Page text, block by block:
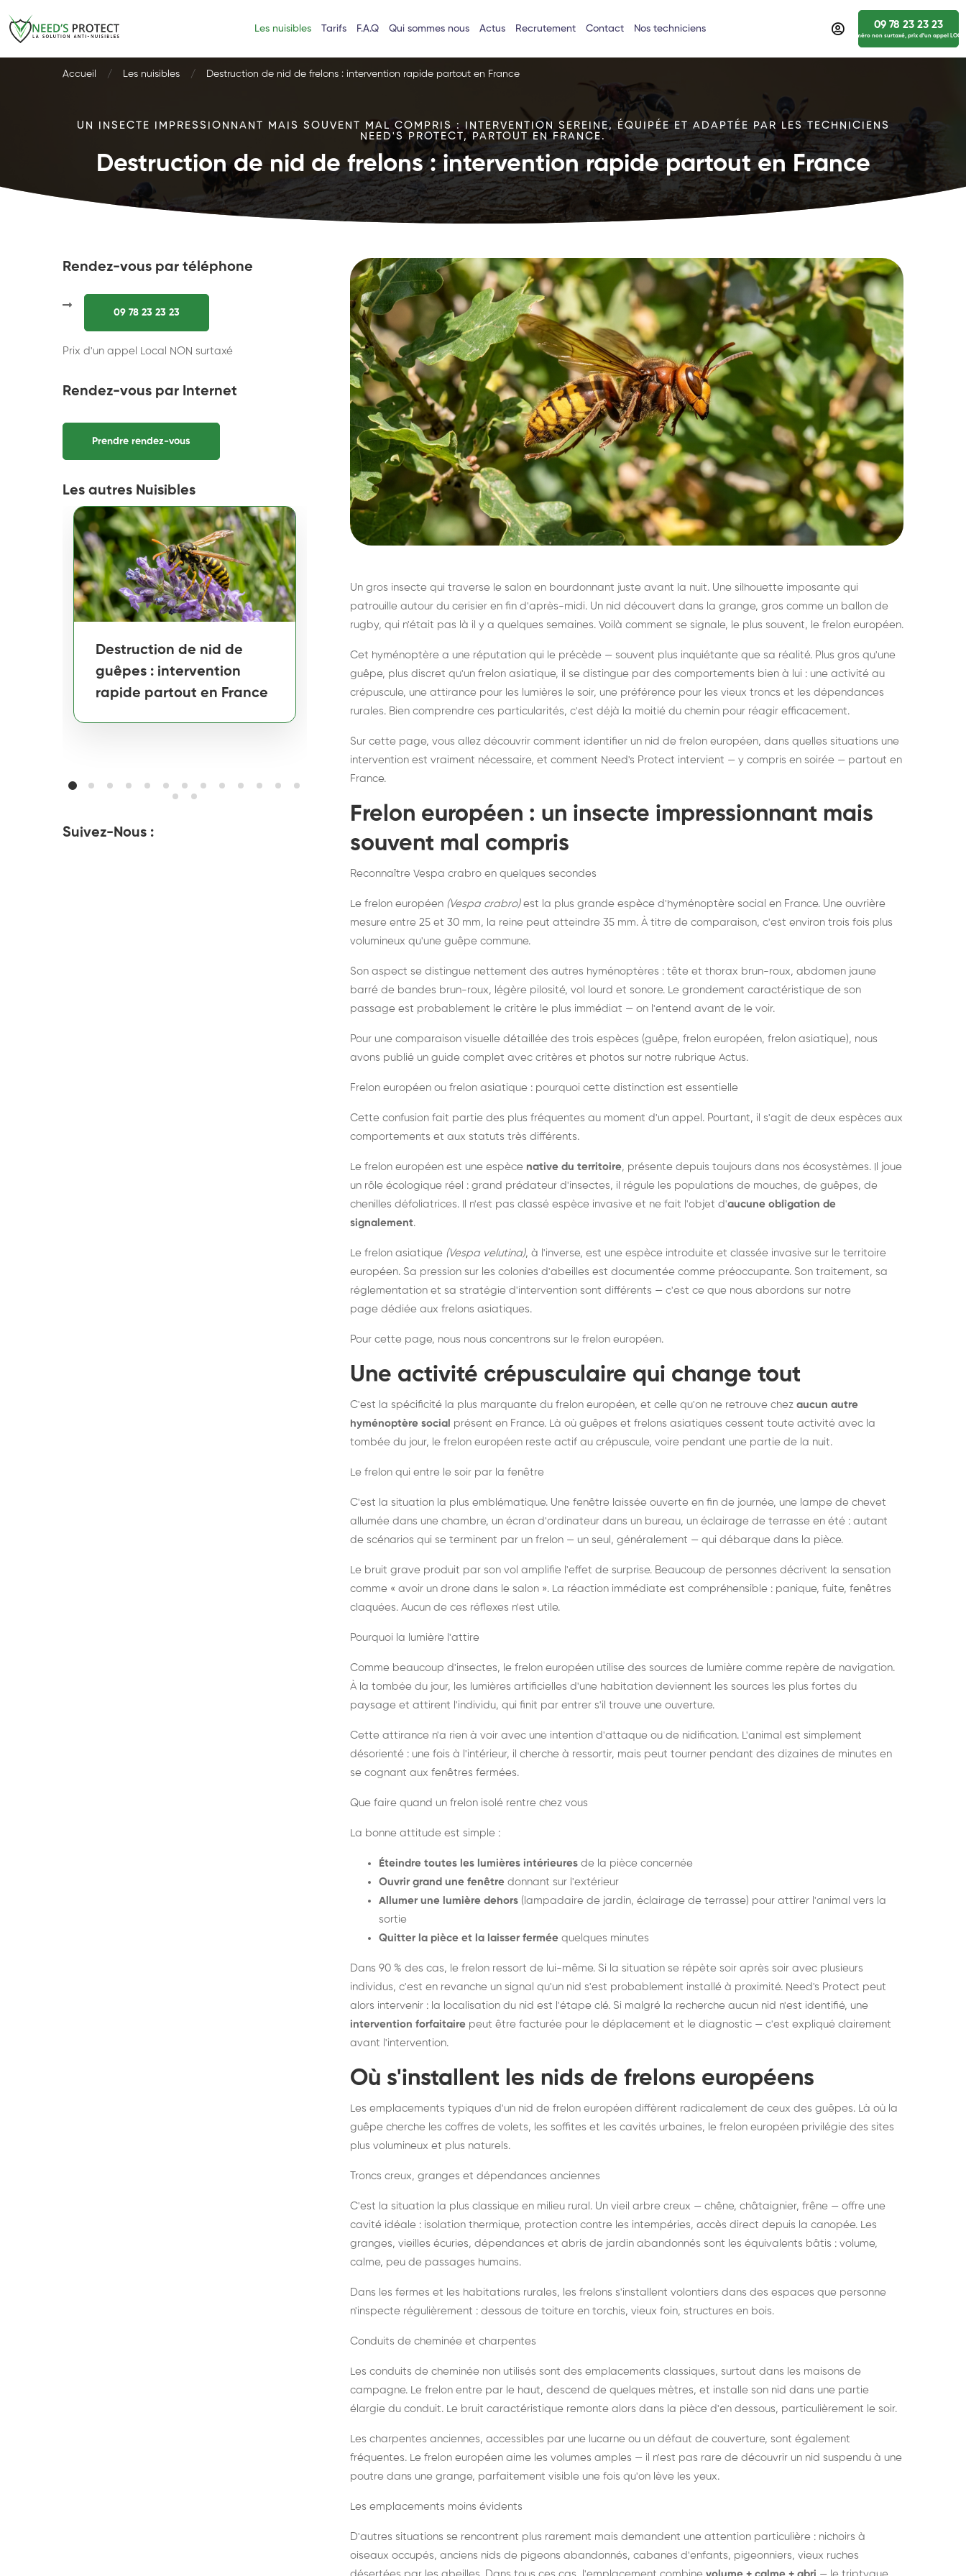
Les nuisibles Tarifs F.A.Q Qui sommes nous Actus Recrutement Contact Nos techniciens 09 78 23 23 23
numéro non surtaxé, prix d’un appel
Accueil Les nuisibles Destruction de nid de frelons : intervention rapide partout en France
UN INSECTE IMPRESSIONNANT MAIS SOUVENT MAL COMPRIS : INTERVENTION SEREINE, ÉQUIPÉE ET ADAPTÉE PAR LES TECHNICIENS
NEED'S PROTECT, PARTOUT EN FRANCE.
Destruction de nid de frelons : intervention rapide partout en France
Rendez-vous par téléphone
09 78 23 23 23
Prix d'un appel Local NON surtaxé
Rendez-vous par Internet
Prendre rendez-vous
Les autres Nuisibles
Destruction de nid de
guêpes : intervention
rapide partout en France
Destruction de nid de
frelons asiatiques :
intervention partout en
France
Dératisation : éliminer
durablement rats et
souris, partout en France
Suivez-Nous :
Un gros insecte qui traverse le salon en bourdonnant juste avant la nuit. Une silhouette imposante qui
patrouille autour du cerisier en fin d'après-midi. Un nid découvert dans la grange, gros comme un ballon de
rugby, qui n'était pas là il y a quelques semaines. Voilà comment se signale, le plus souvent, le frelon européen.
Cet hyménoptère a une réputation qui le précède — souvent plus inquiétante que sa réalité. Plus gros qu'une
guêpe, plus discret qu'un frelon asiatique, il se distingue par des comportements bien à lui : une activité au
crépuscule, une attirance pour les lumières le soir, une préférence pour les vieux troncs et les dépendances
rurales. Bien comprendre ces particularités, c'est déjà la moitié du chemin pour réagir efficacement.
Sur cette page, vous allez découvrir comment identifier un nid de frelon européen, dans quelles situations une
intervention est vraiment nécessaire, et comment Need's Protect intervient — y compris en soirée — partout en
France.
Frelon européen : un insecte impressionnant mais
souvent mal compris
Reconnaître Vespa crabro en quelques secondes
Le frelon européen (Vespa crabro)est la plus grande espèce d'hyménoptère social en France. Une ouvrière
mesure entre 25 et 30 mm, la reine peut atteindre 35 mm. À titre de comparaison, c'est environ trois fois plus
volumineux qu'une guêpe commune.
Son aspect se distingue nettement des autres hyménoptères : tête et thorax brun-roux, abdomen jaune
barré de bandes brun-roux, légère pilosité, vol lourd et sonore. Le grondement caractéristique de son
passage est probablement le critère le plus immédiat — on l'entend avant de le voir.
Pour une comparaison visuelle détaillée des trois espèces (guêpe, frelon européen, frelon asiatique), nous
avons publié un guide complet avec critères et photos sur notre rubrique Actus.
Frelon européen ou frelon asiatique : pourquoi cette distinction est essentielle
Cette confusion fait partie des plus fréquentes au moment d'un appel. Pourtant, il s'agit de deux espèces aux
comportements et aux statuts très différents.
Le frelon européen est une espèce native du territoire, présente depuis toujours dans nos écosystèmes. Il joue
un rôle écologique réel : grand prédateur d'insectes, il régule les populations de mouches, de guêpes, de
chenilles défoliatrices. Il n'est pas classé espèce invasive et ne fait l'objet d'aucune obligation de
signalement.
Le frelon asiatique (Vespa velutina), à l'inverse, est une espèce introduite et classée invasive sur le territoire
européen. Sa pression sur les colonies d'abeilles est documentée comme préoccupante. Son traitement, sa
réglementation et sa stratégie d'intervention sont différents — c'est ce que nous abordons sur notre
page dédiée aux frelons asiatiques.
Pour cette page, nous nous concentrons sur le frelon européen.
Une activité crépusculaire qui change tout
C'est la spécificité la plus marquante du frelon européen, et celle qu'on ne retrouve chez aucun autre
hyménoptère social présent en France. Là où guêpes et frelons asiatiques cessent toute activité avec la
tombée du jour, le frelon européen reste actif au crépuscule, voire pendant une partie de la nuit.
Le frelon qui entre le soir par la fenêtre
C'est la situation la plus emblématique. Une fenêtre laissée ouverte en fin de journée, une lampe de chevet
allumée dans une chambre, un écran d'ordinateur dans un bureau, un éclairage de terrasse en été : autant
de scénarios qui se terminent par un frelon — un seul, généralement — qui débarque dans la pièce.
Le bruit grave produit par son vol amplifie l'effet de surprise. Beaucoup de personnes décrivent la sensation
comme « avoir un drone dans le salon ». La réaction immédiate est compréhensible : panique, fuite, fenêtres
claquées. Aucun de ces réflexes n'est utile.
Pourquoi la lumière l'attire
Comme beaucoup d'insectes, le frelon européen utilise des sources de lumière comme repère de navigation.
À la tombée du jour, les lumières artificielles d'une habitation deviennent les sources les plus fortes du
paysage et attirent l'individu, qui finit par entrer s'il trouve une ouverture.
Cette attirance n'a rien à voir avec une intention d'attaque ou de nidification. L'animal est simplement
désorienté : une fois à l'intérieur, il cherche à ressortir, mais peut tourner pendant des dizaines de minutes en
se cognant aux fenêtres fermées.
Que faire quand un frelon isolé rentre chez vous
La bonne attitude est simple :
Éteindre toutes les lumières intérieures de la pièce concernée
Ouvrir grand une fenêtre donnant sur l'extérieur
Allumer une lumière dehors (lampadaire de jardin, éclairage de terrasse) pour attirer l'animal vers la
sortie
Quitter la pièce et la laisser fermée quelques minutes
Dans 90 % des cas, le frelon ressort de lui-même. Si la situation se répète soir après soir avec plusieurs
individus, c'est en revanche un signal qu'un nid s'est probablement installé à proximité. Need's Protect peut
alors intervenir : la localisation du nid est l'étape clé. Si malgré la recherche aucun nid n'est identifié, une
intervention forfaitaire peut être facturée pour le déplacement et le diagnostic — c'est expliqué clairement
avant l'intervention.
Où s'installent les nids de frelons européens
Les emplacements typiques d'un nid de frelon européen diffèrent radicalement de ceux des guêpes. Là où la
guêpe cherche les coffres de volets, les soffites et les cavités urbaines, le frelon européen privilégie des sites
plus volumineux et plus naturels.
Troncs creux, granges et dépendances anciennes
C'est la situation la plus classique en milieu rural. Un vieil arbre creux — chêne, châtaignier, frêne — offre une
cavité idéale : isolation thermique, protection contre les intempéries, accès direct depuis la canopée. Les
granges, vieilles écuries, dépendances et abris de jardin abandonnés sont les équivalents bâtis : volume,
calme, peu de passages humains.
Dans les fermes et les habitations rurales, les frelons s'installent volontiers dans des espaces que personne
n'inspecte régulièrement : dessous de toiture en torchis, vieux foin, structures en bois.
Conduits de cheminée et charpentes
Les conduits de cheminée non utilisés sont des emplacements classiques, surtout dans les maisons de
campagne. Le frelon entre par le haut, descend de quelques mètres, et installe son nid dans une partie
élargie du conduit. Le bruit caractéristique remonte alors dans la pièce d'en dessous, particulièrement le soir.
Les charpentes anciennes, accessibles par une lucarne ou un défaut de couverture, sont également
fréquentes. Le frelon européen aime les volumes amples — il n'est pas rare de découvrir un nid suspendu à une
poutre dans une grange, parfaitement visible une fois qu'on lève les yeux.
Les emplacements moins évidents
D'autres situations se rencontrent plus rarement mais demandent une attention particulière : nichoirs à
oiseaux occupés, anciens nids de pigeons abandonnés, cabanes d'enfants, pigeonniers, vieux ruches